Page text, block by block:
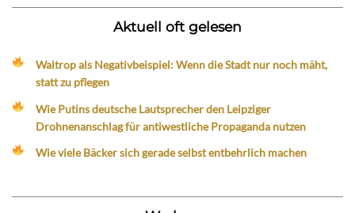
Aktuell oft gelesen
Waltrop als Negativbeispiel: Wenn die Stadt nur noch mäht,
statt zu pflegen
Wie Putins deutsche Lautsprecher den Leipziger
Drohnenanschlag für antiwestliche Propaganda nutzen
Wie viele Bäcker sich gerade selbst entbehrlich machen